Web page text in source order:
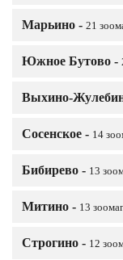
Марьино - 21
Южное Бутово -
Выхино-
Сосенское - 14
Бибирево - 13
Митино - 13
Строгино - 12